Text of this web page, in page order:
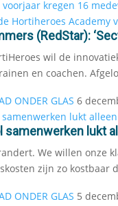
(RedStar):
wil de
en coachen.
ONDER GLAS 6
samenwerken lukt
We willen onze
zijn zo kostbaar
ONDER GLAS 5